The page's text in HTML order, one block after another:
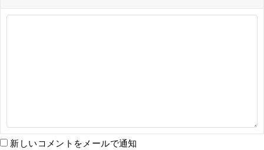
新しいコメントをメールで通知